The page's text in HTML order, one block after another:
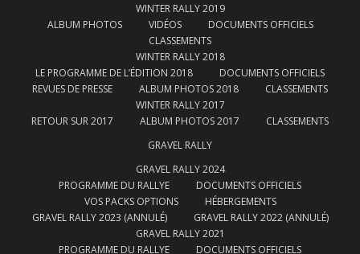
WINTER RALLY 2019
ALBUM PHOTOS
VIDÉOS
DOCUMENTS OFFICIELS
CLASSEMENTS
WINTER RALLY 2018
LE PROGRAMME DE L’ÉDITION 2018
DOCUMENTS OFFICIELS
REVUES DE PRESSE
ALBUM PHOTOS 2018
CLASSEMENTS
WINTER RALLY 2017
RETOUR SUR 2017
ALBUM PHOTOS 2017
CLASSEMENTS
GRAVEL RALLY
GRAVEL RALLY 2024
PROGRAMME DU RALLYE
DOCUMENTS OFFICIELS
VOS PACKS OPTIONS
HÉBERGEMENTS
GRAVEL RALLY 2023 (ANNULÉ)
GRAVEL RALLY 2022 (ANNULÉ)
GRAVEL RALLY 2021
PROGRAMME DU RALLYE
DOCUMENTS OFFICIELS